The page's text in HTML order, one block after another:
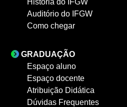
História do IFGW
Auditório do IFGW
Como chegar
GRADUAÇÃO
Espaço aluno
Espaço docente
Atribuição Didática
Dúvidas Frequentes